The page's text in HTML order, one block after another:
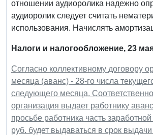
отношении аудиоролика надежно
аудиоролик следует считать
использования. Начислять
Налоги и налогообложение, 23
Согласно коллективному договору
месяца (аванс) - 28-го числа
следующего месяца.
организация выдает работнику
просьбе работника часть
руб. будет выдаваться в срок